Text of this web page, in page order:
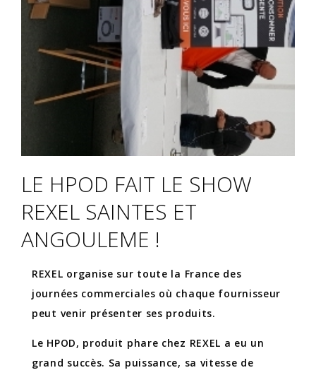
LE HPOD FAIT LE SHOW
REXEL SAINTES ET
ANGOULEME !
REXEL organise sur toute la France des
journées commerciales où chaque fournisseur
peut venir présenter ses produits.
Le HPOD, produit phare chez REXEL a eu un
grand succès. Sa puissance, sa vitesse de